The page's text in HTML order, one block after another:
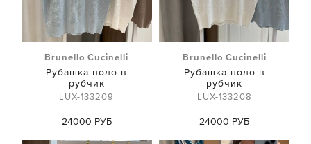
Brunello Cucinelli
Рубашка-поло в
рубчик
LUX-133209
24000 РУБ
Brunello Cucinelli
Рубашка-поло в
рубчик
LUX-133208
24000 РУБ